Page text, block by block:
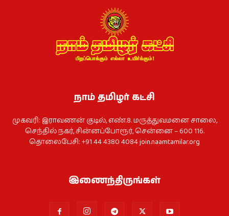
நாம் தமிழர் கட்சி
முகவரி: இராவணன் குடில், எண்.8. மருத்துவமனை சாலை,
செந்தில் நகர், சின்னப்போரூர், சென்னை – 600 116.
தொலைபேசி: +91 44 4380 4084join.naamtamilar.org
இணைந்திருங்கள்